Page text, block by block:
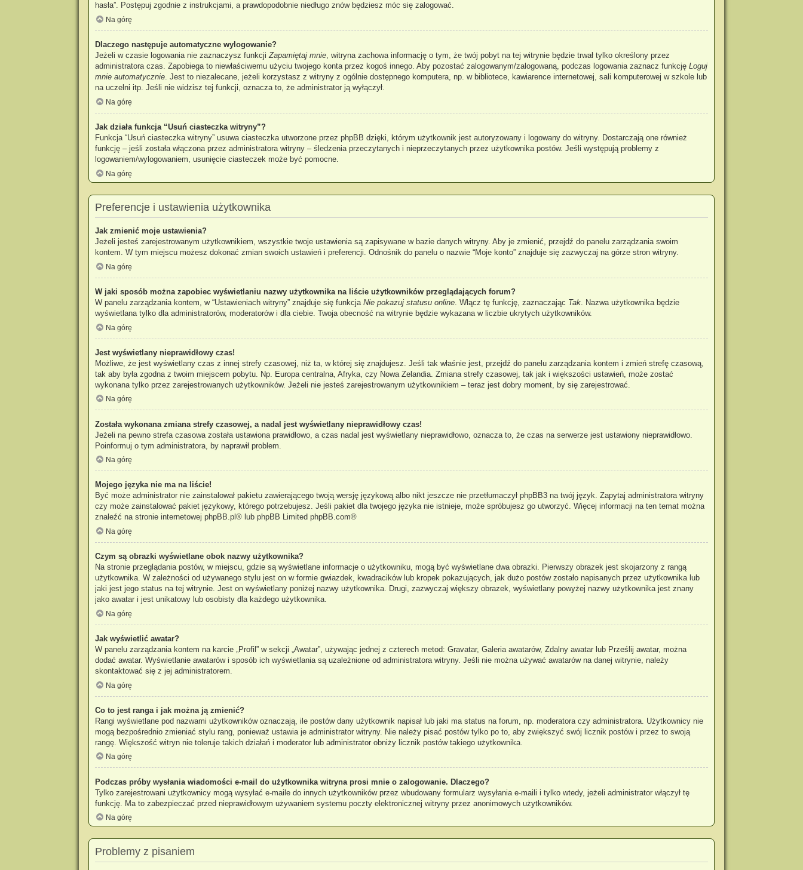
hasła”. Postępuj zgodnie z instrukcjami, a prawdopodobnie niedługo znów będziesz móc się zalogować.
Na górę
Dlaczego następuje automatyczne wylogowanie?
Jeżeli w czasie logowania nie zaznaczysz funkcjiZapamiętaj mnie, witryna zachowa informację o tym, że twój pobyt na tej witrynie będzie trwał tylko określony przez
administratora czas. Zapobiega to niewłaściwemu użyciu twojego konta przez kogoś innego. Aby pozostać zalogowanym/zalogowaną, podczas logowania zaznacz funkcję Loguj
mnie automatycznie. Jest to niezalecane, jeżeli korzystasz z witryny z ogólnie dostępnego komputera, np. w bibliotece, kawiarence internetowej, sali komputerowej w szkole lub
na uczelni itp. Jeśli nie widzisz tej funkcji, oznacza to, że administrator ją wyłączył.
Na górę
Jak działa funkcja “Usuń ciasteczka witryny”?
Funkcja “Usuń ciasteczka witryny” usuwa ciasteczka utworzone przez phpBB dzięki, którym użytkownik jest autoryzowany i logowany do witryny. Dostarczają one również
funkcję – jeśli została włączona przez administratora witryny – śledzenia przeczytanych i nieprzeczytanych przez użytkownika postów. Jeśli występują problemy z
logowaniem/wylogowaniem, usunięcie ciasteczek może być pomocne.
Na górę
Preferencje i ustawienia użytkownika
Jak zmienić moje ustawienia?
Jeżeli jesteś zarejestrowanym użytkownikiem, wszystkie twoje ustawienia są zapisywane w bazie danych witryny. Aby je zmienić, przejdź do panelu zarządzania swoim
kontem. W tym miejscu możesz dokonać zmian swoich ustawień i preferencji. Odnośnik do panelu o nazwie “Moje konto” znajduje się zazwyczaj na górze stron witryny.
Na górę
W jaki sposób można zapobiec wyświetlaniu nazwy użytkownika na liście użytkowników przeglądających forum?
W panelu zarządzania kontem, w “Ustawieniach witryny” znajduje się funkcja Nie pokazuj statusu online. Włącz tę funkcję, zaznaczając Tak. Nazwa użytkownika będzie
wyświetlana tylko dla administratorów, moderatorów i dla ciebie. Twoja obecność na witrynie będzie wykazana w liczbie ukrytych użytkowników.
Na górę
Jest wyświetlany nieprawidłowy czas!
Możliwe, że jest wyświetlany czas z innej strefy czasowej, niż ta, w której się znajdujesz. Jeśli tak właśnie jest, przejdź do panelu zarządzania kontem i zmień strefę czasową,
tak aby była zgodna z twoim miejscem pobytu. Np. Europa centralna, Afryka, czy Nowa Zelandia. Zmiana strefy czasowej, tak jak i większości ustawień, może zostać
wykonana tylko przez zarejestrowanych użytkowników. Jeżeli nie jesteś zarejestrowanym użytkownikiem – teraz jest dobry moment, by się zarejestrować.
Na górę
Została wykonana zmiana strefy czasowej, a nadal jest wyświetlany nieprawidłowy czas!
Jeżeli na pewno strefa czasowa została ustawiona prawidłowo, a czas nadal jest wyświetlany nieprawidłowo, oznacza to, że czas na serwerze jest ustawiony nieprawidłowo.
Poinformuj o tym administratora, by naprawił problem.
Na górę
Mojego języka nie ma na liście!
Być może administrator nie zainstalował pakietu zawierającego twoją wersję językową albo nikt jeszcze nie przetłumaczył phpBB3 na twój język. Zapytaj administratora witryny
czy może zainstalować pakiet językowy, którego potrzebujesz. Jeśli pakiet dla twojego języka nie istnieje, może spróbujesz go utworzyć. Więcej informacji na ten temat można
znaleźć na stronie internetowej phpBB.pl ® lub phpBB Limited phpBB.com®
Na górę
Czym są obrazki wyświetlane obok nazwy użytkownika?
Na stronie przeglądania postów, w miejscu, gdzie są wyświetlane informacje o użytkowniku, mogą być wyświetlane dwa obrazki. Pierwszy obrazek jest skojarzony z rangą
użytkownika. W zależności od używanego stylu jest on w formie gwiazdek, kwadracików lub kropek pokazujących, jak dużo postów zostało napisanych przez użytkownika lub
jaki jest jego status na tej witrynie. Jest on wyświetlany poniżej nazwy użytkownika. Drugi, zazwyczaj większy obrazek, wyświetlany powyżej nazwy użytkownika jest znany
jako awatar i jest unikatowy lub osobisty dla każdego użytkownika.
Na górę
Jak wyświetlić awatar?
W panelu zarządzania kontem na karcie „Profil” w sekcji „Awatar”, używając jednej z czterech metod: Gravatar, Galeria awatarów, Zdalny awatar lub Prześlij awatar, można
dodać awatar. Wyświetlanie awatarów i sposób ich wyświetlania są uzależnione od administratora witryny. Jeśli nie można używać awatarów na danej witrynie, należy
skontaktować się z jej administratorem.
Na górę
Co to jest ranga i jak można ją zmienić?
Rangi wyświetlane pod nazwami użytkowników oznaczają, ile postów dany użytkownik napisał lub jaki ma status na forum, np. moderatora czy administratora. Użytkownicy nie
mogą bezpośrednio zmieniać stylu rang, ponieważ ustawia je administrator witryny. Nie należy pisać postów tylko po to, aby zwiększyć swój licznik postów i przez to swoją
rangę. Większość witryn nie toleruje takich działań i moderator lub administrator obniży licznik postów takiego użytkownika.
Na górę
Podczas próby wysłania wiadomości e-mail do użytkownika witryna prosi mnie o zalogowanie. Dlaczego?
Tylko zarejestrowani użytkownicy mogą wysyłać e-maile do innych użytkowników przez wbudowany formularz wysyłania e-maili i tylko wtedy, jeżeli administrator włączył tę
funkcję. Ma to zabezpieczać przed nieprawidłowym używaniem systemu poczty elektronicznej witryny przez anonimowych użytkowników.
Na górę
Problemy z pisaniem